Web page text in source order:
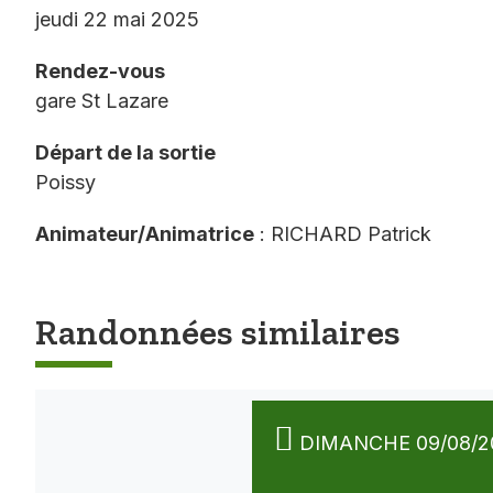
jeudi 22 mai 2025
Rendez-vous
gare St Lazare
Départ de la sortie
Poissy
Animateur/Animatrice : RICHARD Patrick
Randonnées similaires
DIMANCHE 09/08/